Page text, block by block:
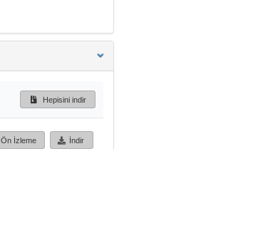
Hepisini indir
Ön İzleme İndir